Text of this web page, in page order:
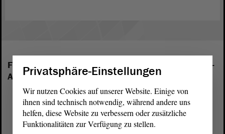
Folgende Fraktionen sind im Landtag von Sachsen-
Anhalt vertreten:
Privatsphäre-Einstellungen
Wir nutzen Cookies auf unserer Website. Einige von
ihnen sind technisch notwendig, während andere uns
helfen, diese Website zu verbessern oder zusätzliche
Funktionalitäten zur Verfügung zu stellen.